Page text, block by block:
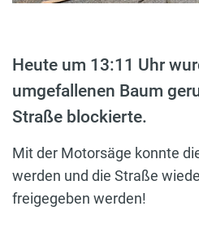
Heute um 13:11 Uhr
umgefallenen Baum
Straße blockierte.
Mit der Motorsäge konnte
werden und die Straße
freigegeben werden!